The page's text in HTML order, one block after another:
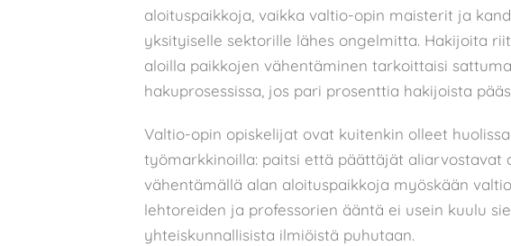
aloituspaikkoja, vaikka valtio-opin maisterit ja
yksityiselle sektorille lähes ongelmitta. Hakijoita
aloilla paikkojen vähentäminen tarkoittaisi
hakuprosessissa, jos pari prosenttia hakijoista
Valtio-opin opiskelijat ovat kuitenkin olleet
työmarkkinoilla: paitsi että päättäjät aliarvostavat
vähentämällä alan aloituspaikkoja myöskään
lehtoreiden ja professorien ääntä ei usein kuulu
yhteiskunnallisista ilmiöistä puhutaan.